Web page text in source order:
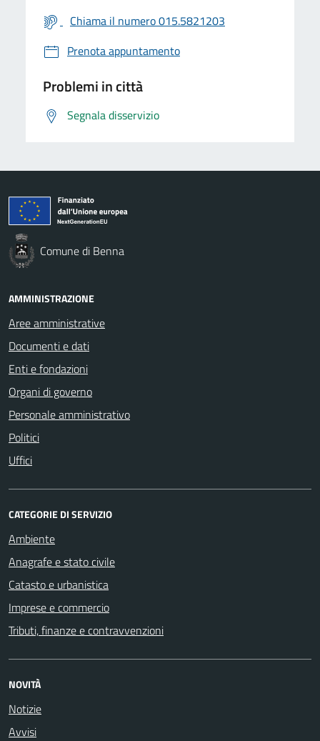
Chiama il numero 015.5821203
Prenota appuntamento
Problemi in città
Segnala disservizio
Comune di Benna
AMMINISTRAZIONE
Aree amministrative
Documenti e dati
Enti e fondazioni
Organi di governo
Personale amministrativo
Politici
Uffici
CATEGORIE DI SERVIZIO
Ambiente
Anagrafe e stato civile
Catasto e urbanistica
Imprese e commercio
Tributi, finanze e contravvenzioni
NOVITÀ
Notizie
Avvisi